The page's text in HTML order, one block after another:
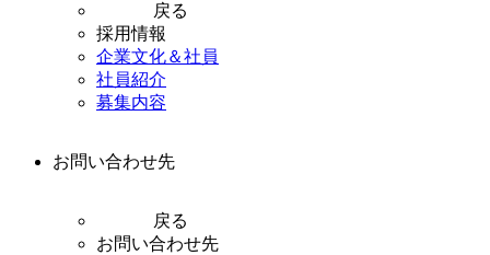
戻る
採用情報
企業文化＆社員
社員紹介
募集内容
お問い合わせ先
戻る
お問い合わせ先